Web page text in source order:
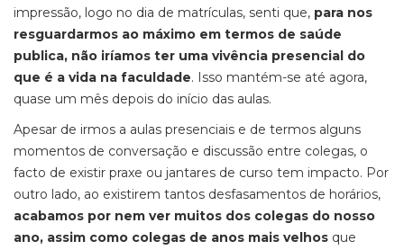
impressão, logo no dia de matrículas, senti que, para nos
resguardarmos ao máximo em termos de saúde
publica, não iríamos ter uma vivência presencial do
que é a vida na faculdade. Isso mantém-se até agora,
quase um mês depois do início das aulas.
Apesar de irmos a aulas presenciais e de termos alguns
momentos de conversação e discussão entre colegas, o
facto de existir praxe ou jantares de curso tem impacto. Por
outro lado, ao existirem tantos desfasamentos de horários,
acabamos por nem ver muitos dos colegas do nosso
ano, assim como colegas de anos mais velhos que